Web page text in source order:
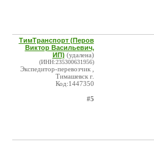
ТимТранспорт (Перов
Виктор Васильевич,
ИП) (удалена)
(ИНН:235300631956)
Экспедитор-перевозчик ,
Тимашевск г.
Код:1447350
#5